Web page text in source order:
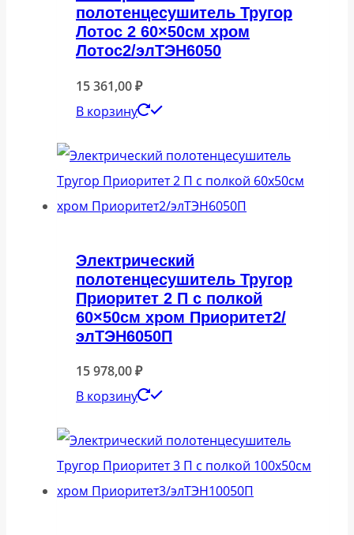
полотенцесушитель Тругор
Лотос 2 60×50см хром
Лотос2/элТЭН6050
15 361,00₽
В корзину
Электрический
полотенцесушитель Тругор
Приоритет 2 П с полкой
60×50см хром Приоритет2/
элТЭН6050П
15 978,00₽
В корзину